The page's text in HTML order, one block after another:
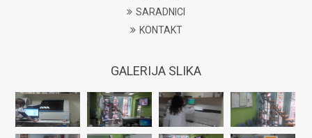
SARADNICI
KONTAKT
GALERIJA SLIKA